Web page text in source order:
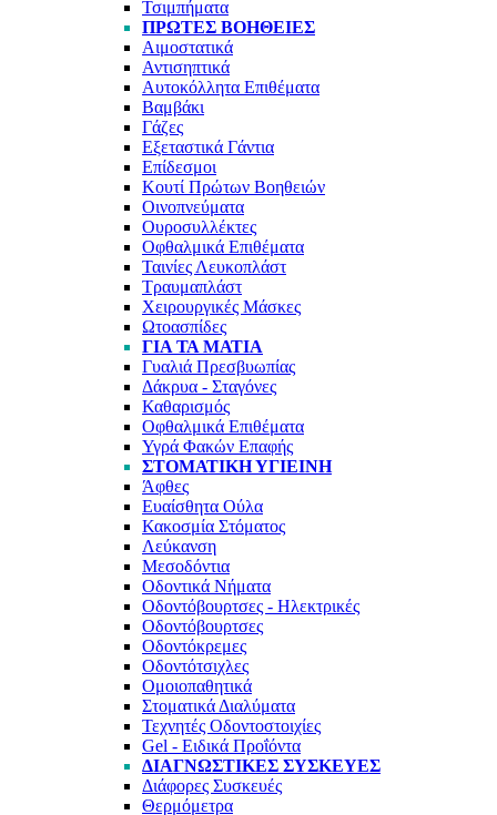
Τσιμπήματα
ΠΡΏΤΕΣ ΒΟΉΘΕΙΕΣ
Αιμοστατικά
Αντισηπτικά
Αυτοκόλλητα Επιθέματα
Βαμβάκι
Γάζες
Εξεταστικά Γάντια
Επίδεσμοι
Κουτί Πρώτων Βοηθειών
Οινοπνεύματα
Ουροσυλλέκτες
Οφθαλμικά Επιθέματα
Ταινίες Λευκοπλάστ
Τραυμαπλάστ
Χειρουργικές Μάσκες
Ωτοασπίδες
ΓΙΑ ΤΑ ΜΆΤΙΑ
Γυαλιά Πρεσβυωπίας
Δάκρυα - Σταγόνες
Καθαρισμός
Οφθαλμικά Επιθέματα
Υγρά Φακών Επαφής
ΣΤΟΜΑΤΙΚΉ ΥΓΙΕΙΝΉ
Άφθες
Ευαίσθητα Ούλα
Κακοσμία Στόματος
Λεύκανση
Μεσοδόντια
Οδοντικά Νήματα
Οδοντόβουρτσες - Ηλεκτρικές
Οδοντόβουρτσες
Οδοντόκρεμες
Οδοντότσιχλες
Ομοιοπαθητικά
Στοματικά Διαλύματα
Τεχνητές Οδοντοστοιχίες
Gel - Ειδικά Προΐόντα
ΔΙΑΓΝΩΣΤΙΚΈΣ ΣΥΣΚΕΥΈΣ
Διάφορες Συσκευές
Θερμόμετρα